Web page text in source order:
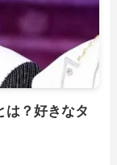
は？好きなタ